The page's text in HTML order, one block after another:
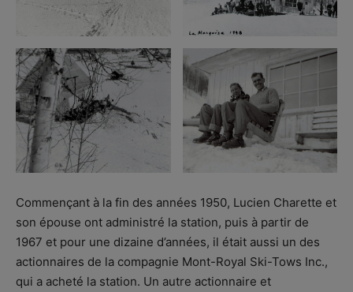
Commençant à la fin des années 1950, Lucien Charette et
son épouse ont administré la station, puis à partir de
1967 et pour une dizaine d’années, il était aussi un des
actionnaires de la compagnie Mont-Royal Ski-Tows Inc.,
qui a acheté la station. Un autre actionnaire et